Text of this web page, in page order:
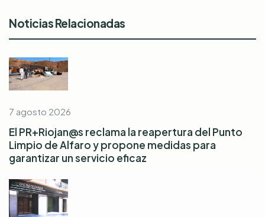
Noticias Relacionadas
7 agosto 2026
El PR+Riojan@s reclama la reapertura del Punto
Limpio de Alfaro y propone medidas para
garantizar un servicio eficaz